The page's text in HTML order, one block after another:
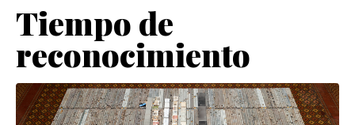
Tiempo de
reconocimiento